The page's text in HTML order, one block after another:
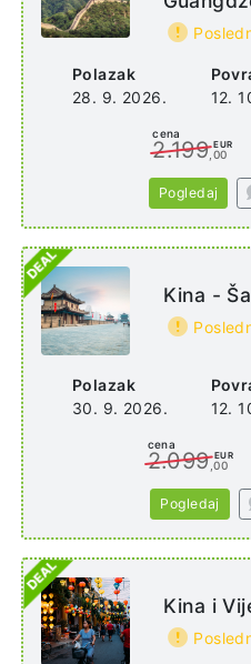
Polazak
28. 9. 2026.
12.
cena
2.199 EUR
,00
Pogledaj
Polazak
30. 9. 2026.
12.
Kina -
cena
2.099 EUR
,00
Pogledaj
Kina i